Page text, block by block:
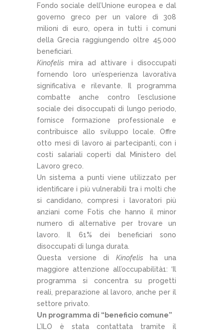
Fondo sociale dell’Unione europea e dal
governo greco per un valore di 308
milioni di euro, opera in tutti i comuni
della Grecia raggiungendo oltre 45.000
beneficiari.
Kinofelis mira ad attivare i disoccupati
fornendo loro un’esperienza lavorativa
significativa e rilevante. Il programma
combatte anche contro l’esclusione
sociale dei disoccupati di lungo periodo,
fornisce formazione professionale e
contribuisce allo sviluppo locale. Offre
otto mesi di lavoro ai partecipanti, con i
costi salariali coperti dal Ministero del
Lavoro greco.
Un sistema a punti viene utilizzato per
identificare i più vulnerabili tra i molti che
si candidano, compresi i lavoratori più
anziani come Fotis che hanno il minor
numero di alternative per trovare un
lavoro. Il 61% dei beneficiari sono
disoccupati di lunga durata.
Questa versione di Kinofelis ha una
maggiore attenzione all’occupabilità1: ‘Il
programma si concentra su progetti
reali, preparazione al lavoro, anche per il
settore privato.
Un programma di “beneficio comune”
L’ILO è stata contattata tramite il